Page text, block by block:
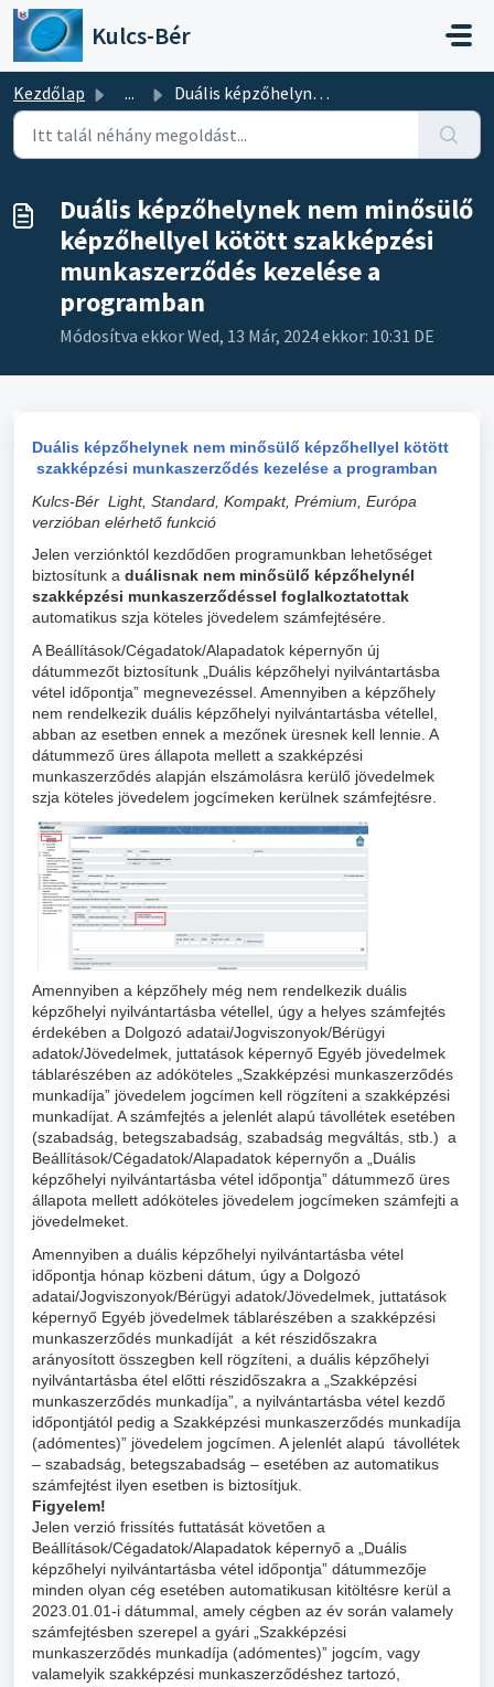
Kihagyás a tartalom megtartásához
Kulcs-Bér
Kezdőlap ... Duális képzőhelynek nem minősülő képzőhellyel kötött sza...
Duális képzőhelynek nem minősülő
képzőhellyel kötött szakképzési
munkaszerződés kezelése a
programban
Módosítva ekkor Wed, 13 Már, 2024 ekkor: 10:31 DE
Duális képzőhelynek nem minősülő képzőhellyel kötött
szakképzési munkaszerződés kezelése a programban
Kulcs-Bér Light, Standard, Kompakt, Prémium, Európa
verzióban elérhető funkció
Jelen verziónktól kezdődően programunkban lehetőséget
biztosítunk a duálisnak nem minősülő képzőhelynél
szakképzési munkaszerződéssel foglalkoztatottak
automatikus szja köteles jövedelem számfejtésére.
A Beállítások/Cégadatok/Alapadatok képernyőn új
dátummezőt biztosítunk „Duális képzőhelyi nyilvántartásba
vétel időpontja” megnevezéssel. Amennyiben a képzőhely
nem rendelkezik duális képzőhelyi nyilvántartásba vétellel,
abban az esetben ennek a mezőnek üresnek kell lennie. A
dátummező üres állapota mellett a szakképzési
munkaszerződés alapján elszámolásra kerülő jövedelmek
szja köteles jövedelem jogcímeken kerülnek számfejtésre.
Amennyiben a képzőhely még nem rendelkezik duális
képzőhelyi nyilvántartásba vétellel, úgy a helyes számfejtés
érdekében a Dolgozó adatai/Jogviszonyok/Bérügyi
adatok/Jövedelmek, juttatások képernyő Egyéb jövedelmek
táblarészében az adóköteles „Szakképzési munkaszerződés
munkadíja” jövedelem jogcímen kell rögzíteni a szakképzési
munkadíjat. A számfejtés a jelenlét alapú távollétek esetében
(szabadság, betegszabadság, szabadság megváltás, stb.) a
Beállítások/Cégadatok/Alapadatok képernyőn a „Duális
képzőhelyi nyilvántartásba vétel időpontja” dátummező üres
állapota mellett adóköteles jövedelem jogcímeken számfejti a
jövedelmeket.
Amennyiben a duális képzőhelyi nyilvántartásba vétel
időpontja hónap közbeni dátum, úgy a Dolgozó
adatai/Jogviszonyok/Bérügyi adatok/Jövedelmek, juttatások
képernyő Egyéb jövedelmek táblarészében a szakképzési
munkaszerződés munkadíját a két részidőszakra
arányosított összegben kell rögzíteni, a duális képzőhelyi
nyilvántartásba étel előtti részidőszakra a „Szakképzési
munkaszerződés munkadíja”, a nyilvántartásba vétel kezdő
időpontjától pedig a Szakképzési munkaszerződés munkadíja
(adómentes)” jövedelem jogcímen. A jelenlét alapú távollétek
– szabadság, betegszabadság – esetében az automatikus
számfejtést ilyen esetben is biztosítjuk.
Figyelem!
Jelen verzió frissítés futtatását követően a
Beállítások/Cégadatok/Alapadatok képernyő a „Duális
képzőhelyi nyilvántartásba vétel időpontja” dátummezője
minden olyan cég esetében automatikusan kitöltésre kerül a
2023.01.01-i dátummal, amely cégben az év során valamely
számfejtésben szerepel a gyári „Szakképzési
munkaszerződés munkadíja (adómentes)” jogcím, vagy
valamelyik szakképzési munkaszerződéshez tartozó,